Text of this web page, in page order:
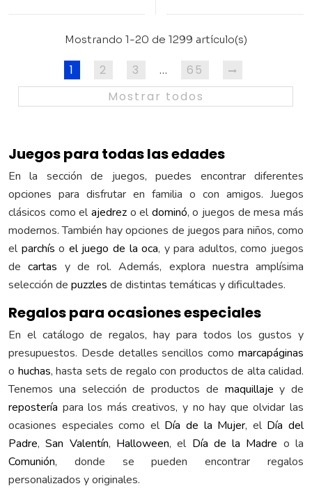
Mostrando 1-20 de 1299 artículo(s)
1 2 3 …
65
Mostrar todos
Juegos para todas las edades
En la sección de juegos, puedes encontrar diferentes
opciones para disfrutar en familia o con amigos. Juegos
clásicos como elajedrezo eldominó, o juegos de mesa más
modernos. También hay opciones de juegos para niños, como
el parchís o el juego de la oca, y para adultos, como juegos
decartas y de rol. Además, explora nuestra amplísima
selección de puzzles de distintas temáticas y dificultades.
Regalos para ocasiones especiales
En el catálogo de regalos, hay para todos los gustos y
presupuestos. Desde detalles sencillos como marcapáginas
o huchas, hasta sets de regalo con productos de alta calidad.
Tenemos una selección de productos de maquillaje y de
repostería para los más creativos, y no hay que olvidar las
ocasiones especiales como el Día de la Mujer, el Día del
Padre,San Valentín, Halloween, el Día de la Madre o la
Comunión, donde se pueden encontrar regalos
personalizados y originales.